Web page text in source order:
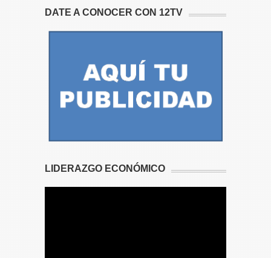
DATE A CONOCER CON 12TV
LIDERAZGO ECONÓMICO